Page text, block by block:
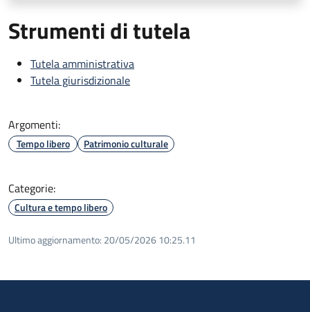
Strumenti di tutela
Tutela amministrativa
Tutela giurisdizionale
Argomenti:
Tempo libero Patrimonio culturale
Categorie:
Cultura e tempo libero
Ultimo aggiornamento: 20/05/2026 10:25.11